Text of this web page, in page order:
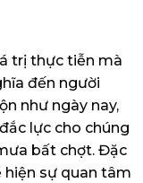
trị thực tiễn mà
đến người
như ngày nay,
lực cho chúng
bất chợt. Đặc
hiện sự quan tâm